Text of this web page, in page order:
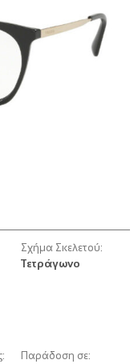
Σχήμα Σκελετού:
Τετράγωνο
Παράδοση σε: